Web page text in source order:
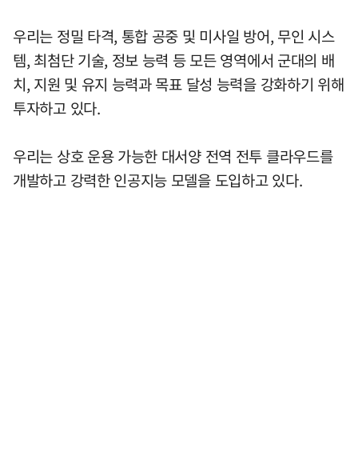
우리는 정밀 타격, 통합 공중 및 미사일 방어, 무인 시스
템, 최첨단 기술, 정보 능력 등 모든 영역에서 군대의 배
치, 지원 및 유지 능력과 목표 달성 능력을 강화하기 위해
투자하고 있다.
우리는 상호 운용 가능한 대서양 전역 전투 클라우드를
개발하고 강력한 인공지능 모델을 도입하고 있다.